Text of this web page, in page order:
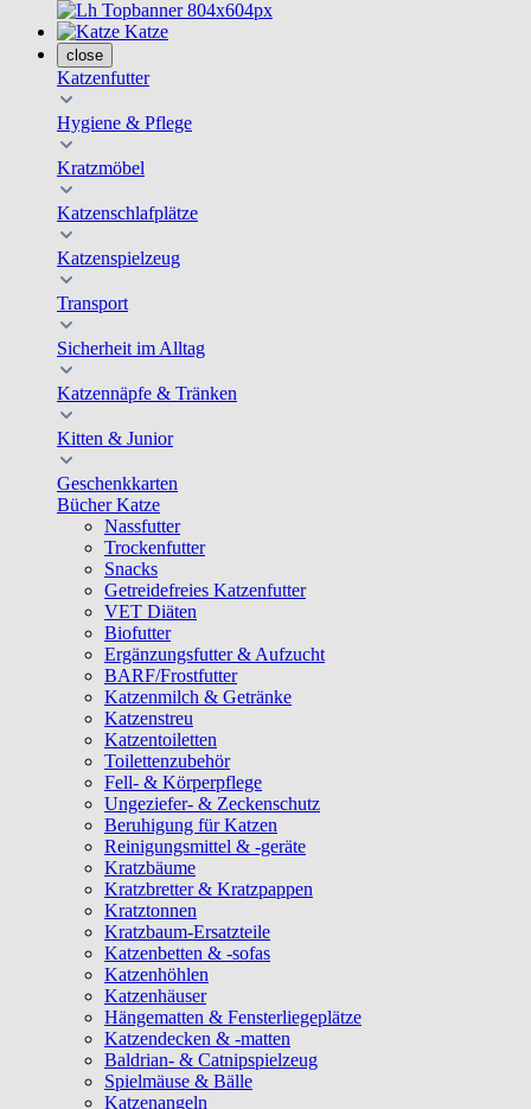
Katze
close
Katzenfutter
Hygiene & Pflege
Kratzmöbel
Katzenschlafplätze
Katzenspielzeug
Transport
Sicherheit im Alltag
Katzennäpfe & Tränken
Kitten & Junior
Geschenkkarten
Bücher Katze
Nassfutter
Trockenfutter
Snacks
Getreidefreies Katzenfutter
VET Diäten
Biofutter
Ergänzungsfutter & Aufzucht
BARF/Frostfutter
Katzenmilch & Getränke
Katzenstreu
Katzentoiletten
Toilettenzubehör
Fell- & Körperpflege
Ungeziefer- & Zeckenschutz
Beruhigung für Katzen
Reinigungsmittel & -geräte
Kratzbäume
Kratzbretter & Kratzpappen
Kratztonnen
Kratzbaum-Ersatzteile
Katzenbetten & -sofas
Katzenhöhlen
Katzenhäuser
Hängematten & Fensterliegeplätze
Katzendecken & -matten
Baldrian- & Catnipspielzeug
Spielmäuse & Bälle
Katzenangeln